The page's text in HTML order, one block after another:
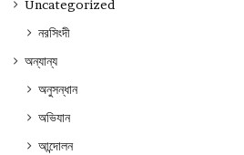
Uncategorized
নরসিংদী
অন্যান্য
অনুসন্ধান
অভিযান
আন্দোলন